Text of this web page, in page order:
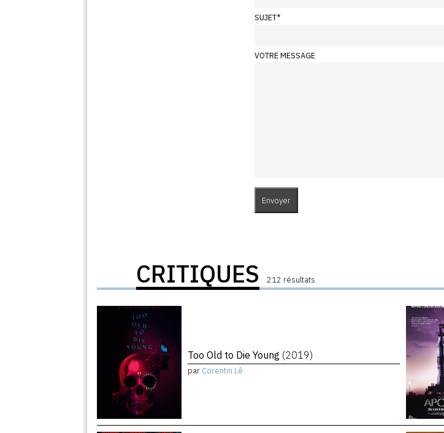
SUJET*
VOTRE MESSAGE
CRITIQUES 212 résultats
Too Old to Die Young (2019)
par Corentin Lê